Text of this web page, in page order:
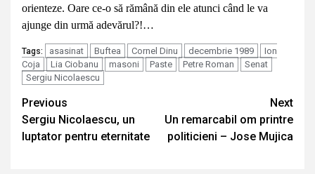
orienteze. Oare ce-o să rămână din ele atunci când le va
ajunge din urmă adevărul?!…
Tags: asasinat Buftea Cornel Dinu decembrie 1989
Ion
Coja
Lia Ciobanu masoni Paste Petre Roman
Senat
Sergiu Nicolaescu
Continue
Reading
Previous
Sergiu Nicolaescu, un
luptator pentru eternitate
Next
Un remarcabil om printre
politicieni – Jose Mujica